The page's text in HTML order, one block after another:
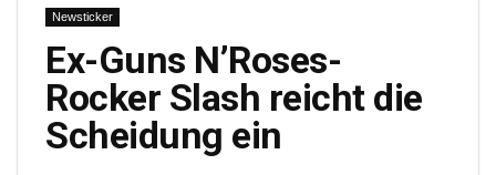
Newsticker
Ex-Guns N’Roses-
Rocker Slash reicht die
Scheidung ein